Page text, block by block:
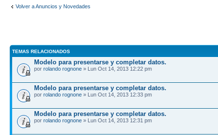
Volver a Anuncios y Novedades
TEMAS RELACIONADOS
Modelo para presentarse y completar datos.
por rolando rognone » Lun Oct 14, 2013 12:22 pm
Modelo para presentarse y completar datos.
por rolando rognone » Lun Oct 14, 2013 12:33 pm
Modelo para presentarse y completar datos.
por rolando rognone » Lun Oct 14, 2013 12:31 pm